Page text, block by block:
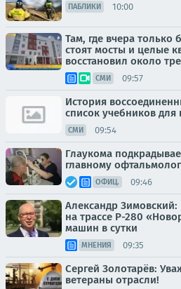
ПАБЛИКИ 10:00
Там, где вчера
стоят мосты и целые
восстановил около
СМИ 09:57
История
список учебников для
СМИ 09:54
Глаукома
главному
ОФИЦ. 09:46
Александр
на трассе Р-280
машин в сутки
МНЕНИЯ 09:35
Сергей Золотарёв:
ветераны отрасли!